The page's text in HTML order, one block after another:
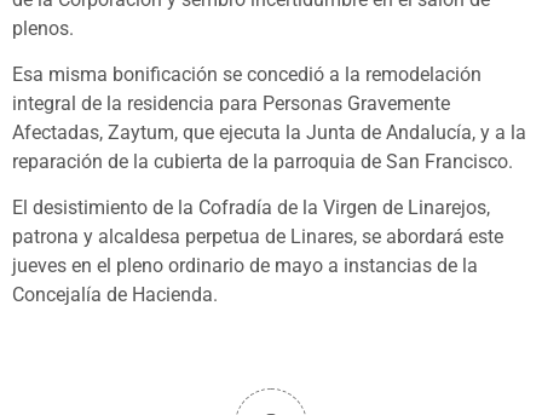
plenos.
Esa misma bonificación se concedió a la remodelación
integral de la residencia para Personas Gravemente
Afectadas, Zaytum, que ejecuta la Junta de Andalucía, y a la
reparación de la cubierta de la parroquia de San Francisco.
El desistimiento de la Cofradía de la Virgen de Linarejos,
patrona y alcaldesa perpetua de Linares, se abordará este
jueves en el pleno ordinario de mayo a instancias de la
Concejalía de Hacienda.